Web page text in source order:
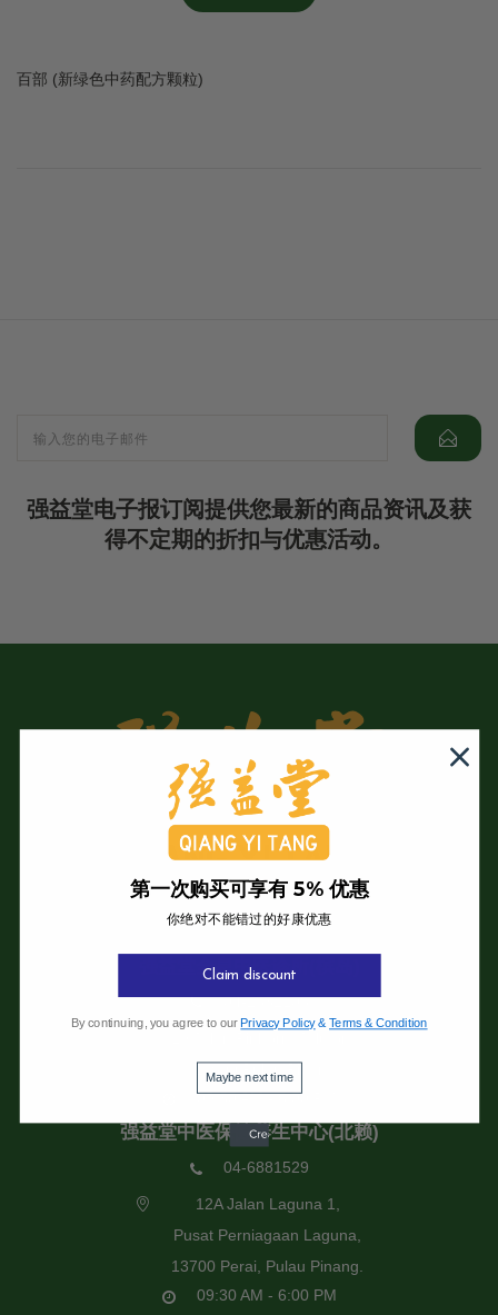
百部 (新绿色中药配方颗粒)
强益堂电子报订阅提供您最新的商品资讯及获
得不定期的折扣与优惠活动。
强益堂全息中医诊所
强益堂全息中医诊所(槟岛)
04-2832108
11600 Pulau Pinang.
09:30 AM - 6:00 PM
强益堂中医保健养生中心(北赖)
04-6881529
12A Jalan Laguna 1,
Pusat Perniagaan Laguna,
13700 Perai, Pulau Pinang.
09:30 AM - 6:00 PM
第一次购买可享有 5% 优惠
你绝对不能错过的好康优惠
Claim discount
By continuing, you agree to our Privacy Policy&Terms & Condition
Maybe next time